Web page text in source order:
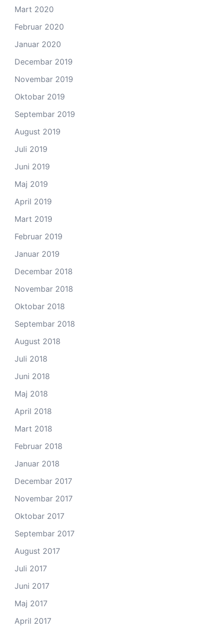
Mart 2020
Februar 2020
Januar 2020
Decembar 2019
Novembar 2019
Oktobar 2019
Septembar 2019
August 2019
Juli 2019
Juni 2019
Maj 2019
April 2019
Mart 2019
Februar 2019
Januar 2019
Decembar 2018
Novembar 2018
Oktobar 2018
Septembar 2018
August 2018
Juli 2018
Juni 2018
Maj 2018
April 2018
Mart 2018
Februar 2018
Januar 2018
Decembar 2017
Novembar 2017
Oktobar 2017
Septembar 2017
August 2017
Juli 2017
Juni 2017
Maj 2017
April 2017